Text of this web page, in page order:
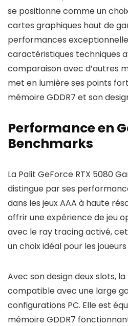
se positionne comme un
cartes graphiques haut de
performances
caractéristiques techniques
comparaison avec d’autres
met en lumière ses points
mémoire GDDR7 et son
Performance en
Benchmarks
La Palit GeForce RTX 5080
distingue par ses
dans les jeux AAA à haute
offrir une expérience de jeu
avec le ray tracing activé,
un choix idéal pour les
Avec son design deux slots, la
compatible avec une large
configurations PC. Elle est
mémoire GDDR7